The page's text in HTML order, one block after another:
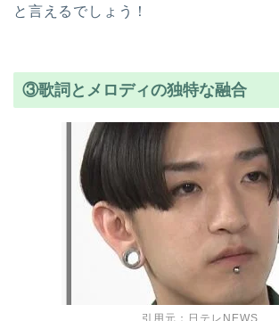
と言えるでしょう！
③歌詞とメロディの独特な融合